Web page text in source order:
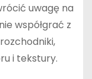
uwagę na
współgrać z
i tekstury.